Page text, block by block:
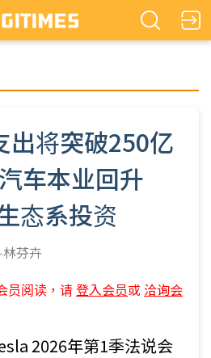
出将突破250亿
车本业回升
态系投资
林芬卉
员阅读，请登入会员或 洽询会
2026年第1季法说会